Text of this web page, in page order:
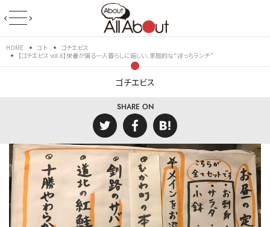
HOME コト
ゴチエビス
【ゴチエビス vol.8】栄養が偏る一人暮らしに嬉しい、家庭的な“ぼっちランチ”
ゴチエビス
SHARE ON